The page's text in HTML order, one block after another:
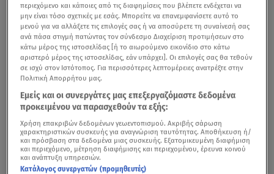
Μια...λαοθάλασσα«έπνιξε» χθες βράδυ τον
σιδηροδρομικό σταθμό της Καλαμπάκας. Εκεί από όπου
δυο χρόνια πριν ξεκίνησαν το... δίχως επιστροφή ταξίδι
τους τρία πανέμορφα κορίτσια.Οι δίδυμες, Χρύσα και
Θώμη και η ξαδέλφη τους, Αναστασία.
περιεχόμενο και κάποιες από τις διαφημίσεις που βλέπετε ενδέχεται να
μην είναι τόσο σχετικές με εσάς. Μπορείτε να επανεμφανίσετε αυτό το
μενού για να αλλάξετε τις επιλογές σας ή να αποσύρετε τη συναίνεσή σας
ανά πάσα στιγμή πατώντας τον σύνδεσμο Διαχείριση προτιμήσεων στο
κάτω μέρος της ιστοσελίδας [ή το αιωρούμενο εικονίδιο στο κάτω
αριστερό μέρος της ιστοσελίδας, εάν υπάρχει]. Οι επιλογές σας θα τεθούν
σε ισχύ στον Ιστότοπος. Για περισσότερες λεπτομέρειες ανατρέξτε στην
Πολιτική Απορρήτου μας.
Εμείς και οι συνεργάτες μας επεξεργαζόμαστε δεδομένα
προκειμένου να παρασχεθούν τα εξής:
Χρήση επακριβών δεδομένων γεωεντοπισμού. Ακριβής σάρωση
χαρακτηριστικών συσκευής για αναγνώριση ταυτότητας. Αποθήκευση ή/
και πρόσβαση στα δεδομένα μιας συσκευής. Εξατομικευμένη διαφήμιση
και περιεχόμενο, μέτρηση διαφήμισης και περιεχομένου, έρευνα κοινού
και ανάπτυξη υπηρεσιών.
Κατάλογος συνεργατών (προμηθευτές)